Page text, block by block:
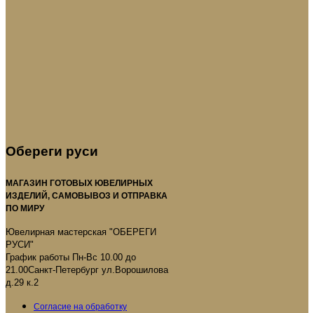
Обереги руси
МАГАЗИН ГОТОВЫХ ЮВЕЛИРНЫХ
ИЗДЕЛИЙ, САМОВЫВОЗ И ОТПРАВКА
ПО МИРУ
Ювелирная мастерская "ОБЕРЕГИ
РУСИ"
График работы Пн-Вс 10.00 до
21.00Санкт-Петербург ул.Ворошилова
д.29 к.2
Согласие на обработку